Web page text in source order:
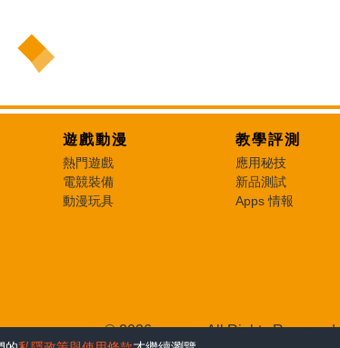
遊戲動漫
熱門遊戲
電競裝備
動漫玩具
教學評測
應用秘技
新品測試
Apps 情報
© 2026 e-zone. All Rights Reserved.